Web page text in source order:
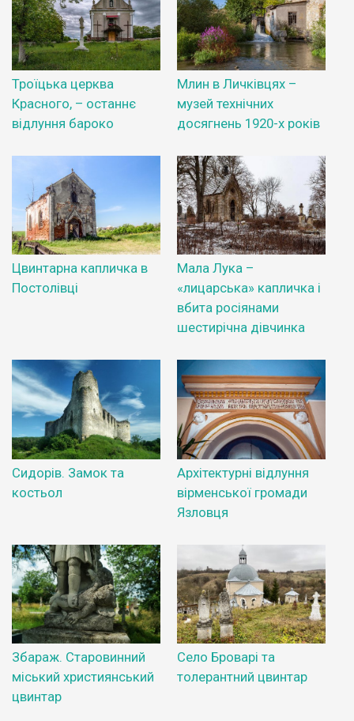
Троїцька церква
Красного, – останнє
відлуння бароко
Млин в Личківцях –
музей технічних
досягнень 1920-х років
Цвинтарна капличка в
Постолівці
Мала Лука –
«лицарська» капличка і
вбита росіянами
шестирічна дівчинка
Сидорів. Замок та
костьол
Архітектурні відлуння
вірменської громади
Язловця
Збараж. Старовинний
міський християнський
цвинтар
Село Броварі та
толерантний цвинтар